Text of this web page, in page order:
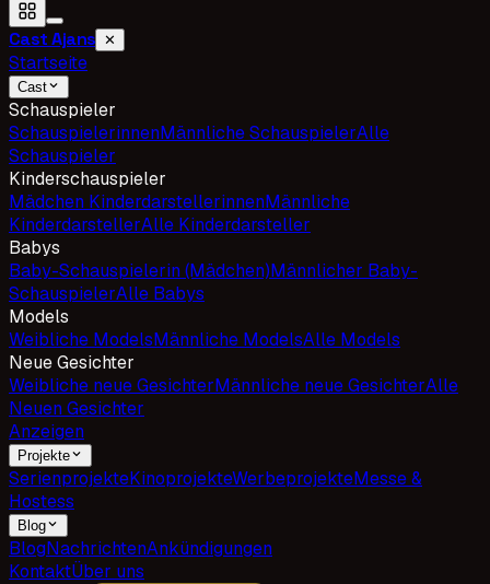
Cast Ajans ✕
Startseite
Cast
Schauspieler
SchauspielerinnenMännliche SchauspielerAlle
Schauspieler
Kinderschauspieler
Mädchen KinderdarstellerinnenMännliche
KinderdarstellerAlle Kinderdarsteller
Babys
Baby-Schauspielerin (Mädchen)Männlicher Baby-
SchauspielerAlle Babys
Models
Weibliche ModelsMännliche ModelsAlle Models
Neue Gesichter
Weibliche neue GesichterMännliche neue GesichterAlle
Neuen Gesichter
Anzeigen
Projekte
SerienprojekteKinoprojekteWerbeprojekteMesse &
Hostess
Blog
BlogNachrichtenAnkündigungen
KontaktÜber uns